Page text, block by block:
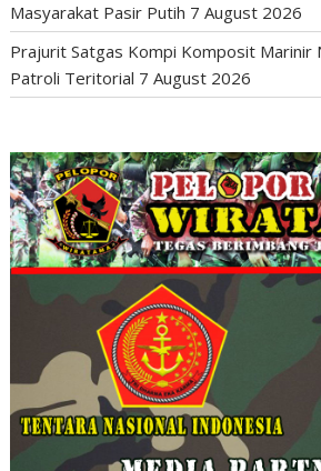
Masyarakat Pasir Putih 7 August 2026
Prajurit Satgas Kompi Komposit Marinir
Patroli Teritorial 7 August 2026